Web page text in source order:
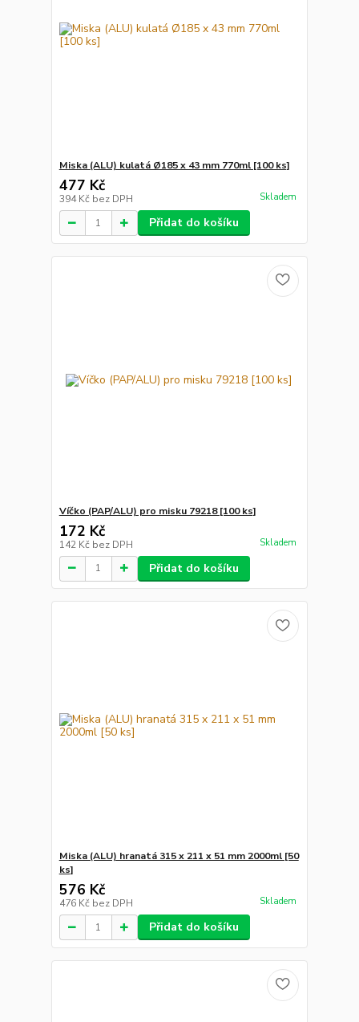
Miska (ALU) kulatá Ø185 x 43 mm 770ml [100 ks]
477 Kč
394 Kč bez DPH Skladem
Přidat do košíku
Víčko (PAP/ALU) pro misku 79218 [100 ks]
172 Kč
142 Kč bez DPH Skladem
Přidat do košíku
Miska (ALU) hranatá 315 x 211 x 51 mm 2000ml [50
ks]
576 Kč
476 Kč bez DPH Skladem
Přidat do košíku